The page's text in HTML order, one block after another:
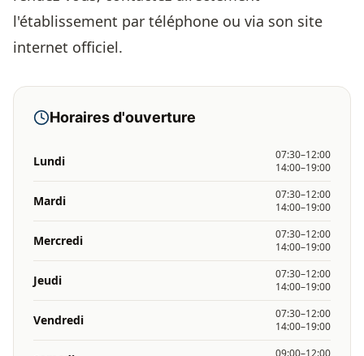
l'établissement par téléphone ou via son site
internet officiel.
Horaires d'ouverture
Lundi
07:30–12:00
14:00–19:00
Mardi
07:30–12:00
14:00–19:00
Mercredi
07:30–12:00
14:00–19:00
Jeudi
07:30–12:00
14:00–19:00
Vendredi
07:30–12:00
14:00–19:00
09:00–12:00